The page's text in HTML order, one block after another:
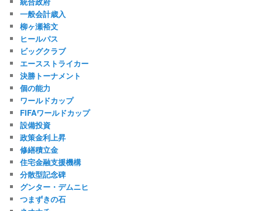
一般会計歳入
柳ヶ瀬裕文
ヒールパス
ビッグクラブ
エースストライカー
決勝トーナメント
個の能力
ワールドカップ
FIFAワールドカップ
設備投資
政策金利上昇
修繕積立金
住宅金融支援機構
分散型記念碑
グンター・デムニヒ
つまずきの石